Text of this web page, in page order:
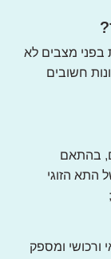
בפני מצבים לא
חשובים
בהתאם
התא הזוגי
ורכושי ומספק